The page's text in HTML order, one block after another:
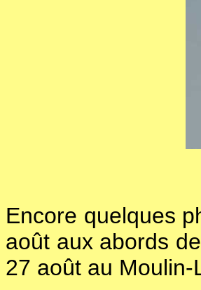
Encore quelques
août aux abords
27 août au Moulin-